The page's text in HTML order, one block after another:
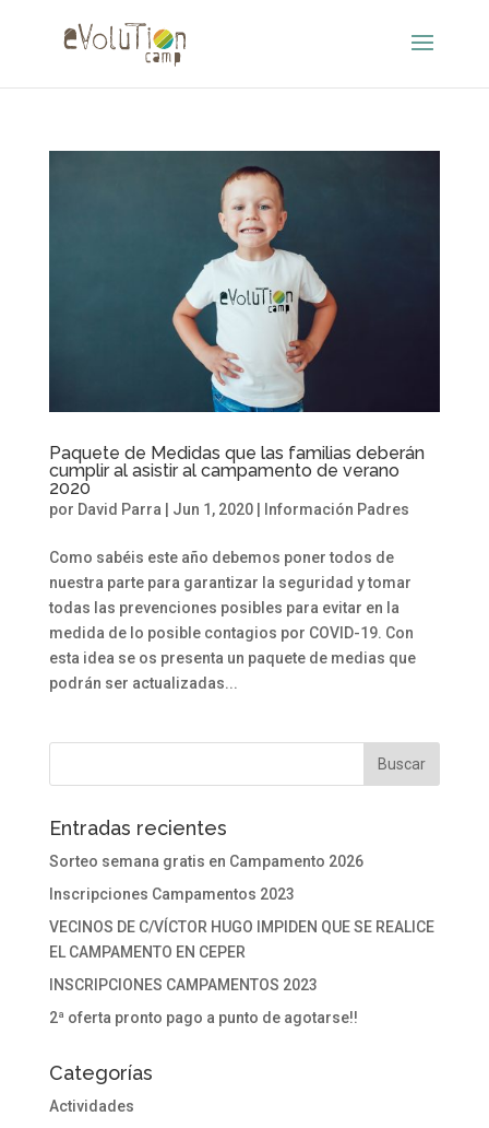
Paquete de Medidas que las familias deberán
cumplir al asistir al campamento de verano
2020
por David Parra Jun 1, 2020| Información Padres
Como sabéis este año debemos poner todos de
nuestra parte para garantizar la seguridad y tomar
todas las prevenciones posibles para evitar en la
medida de lo posible contagios por COVID-19. Con
esta idea se os presenta un paquete de medias que
podrán ser actualizadas...
Entradas recientes
Sorteo semana gratis en Campamento 2026
Inscripciones Campamentos 2023
VECINOS DE C/VÍCTOR HUGO IMPIDEN QUE SE REALICE
EL CAMPAMENTO EN CEPER
INSCRIPCIONES CAMPAMENTOS 2023
2ª oferta pronto pago a punto de agotarse!!
Categorías
Actividades